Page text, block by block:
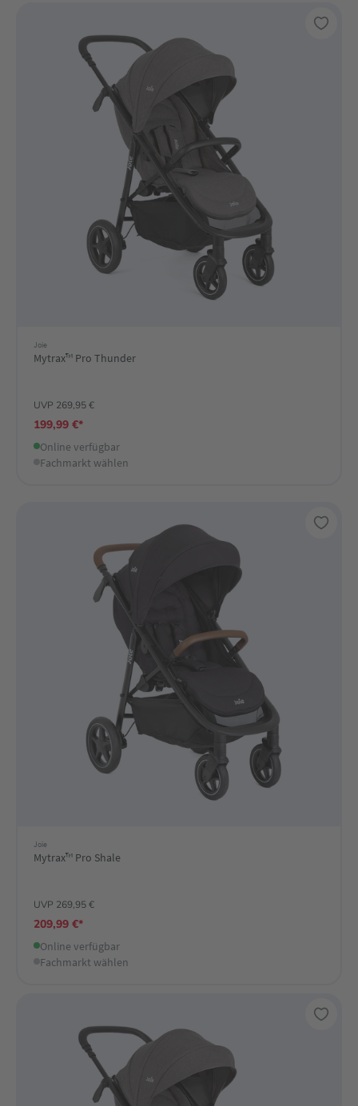
Joie
Mytrax™ Pro Thunder
UVP 269,95 €
199,99 €*
Online verfügbar
Fachmarkt wählen
Joie
Mytrax™ Pro Shale
UVP 269,95 €
209,99 €*
Online verfügbar
Fachmarkt wählen